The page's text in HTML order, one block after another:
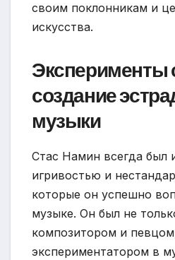
своим поклонникам и
искусства.
Эксперименты
создание
музыки
Стас Намин всегда был
игривостью и
которые он успешно
музыке. Он был не
композитором и
экспериментатором в